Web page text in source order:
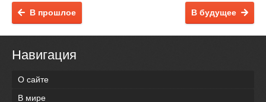
В будущее
В прошлое
Навигация
О сайте
В мире